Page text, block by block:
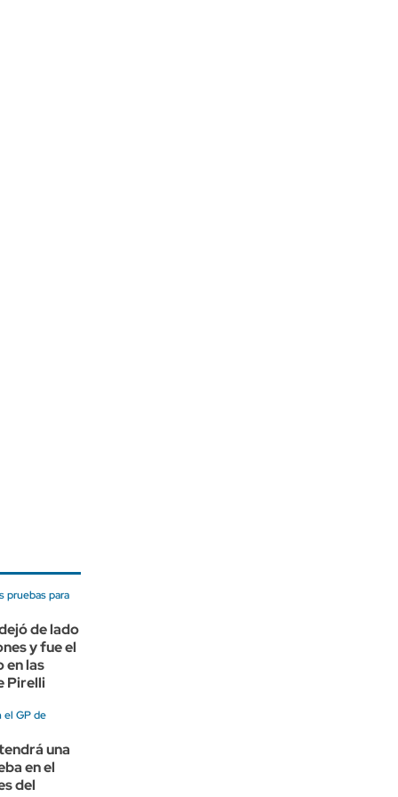
pruebas para
de lado
y fue el
en las
Pirelli
el GP de
una
en el
del